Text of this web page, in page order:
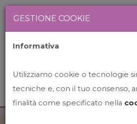
GESTIONE COOKIE
Informativa
Utilizziamo cookie o tecnologie
tecniche e, con il tuo consenso,
finalità come specificato nella